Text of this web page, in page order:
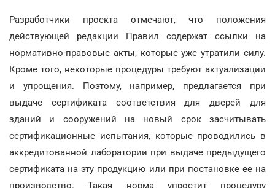
Разработчики проекта отмечают, что положения
действующей редакции Правил содержат ссылки на
нормативно-правовые акты, которые уже утратили силу.
Кроме того, некоторые процедуры требуют актуализации
и упрощения. Поэтому, например, предлагается при
выдаче сертификата соответствия для дверей для
зданий и сооружений на новый срок засчитывать
сертификационные испытания, которые проводились в
аккредитованной лаборатории при выдаче предыдущего
сертификата на эту продукцию или при постановке ее на
производство. Такая норма упростит процедуру